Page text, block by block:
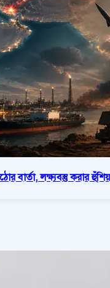
লক্ষ্যবস্তু করার